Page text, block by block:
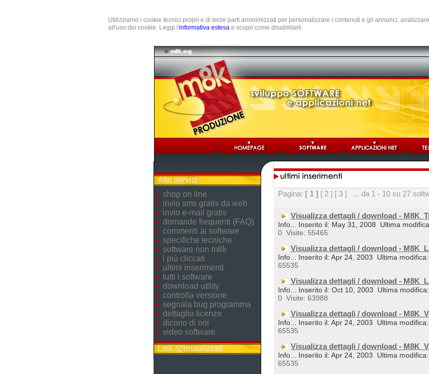
Utilizziamo i cookie tecnici propri e di terze parti anonimizzati per personalizzare i contenuti e gli annunci,
all'uso dei cookie. Leggi l'informativa estesa e scopri come disabilitarli.
Altri servizi
shop on line
invio sms gratis da web
invio e-mail gratis
domande frequenti (FAQ)
commenti ai software
specifiche tecniche
software non m8k
i più cliccati
ultimi inserimenti
tutti i software
download utility
controlla versione
segnala bug programma
dettaglio licenze
dicono di noi
video software
Link sponsorizzati
Pagina: [ 1 ] [ 2 ] [ 3 ] ... da 1 - 10 su 27
Visualizza dettagli / download -
Info... Inserito il: May 31, 2008
Ultima
0 Visite: 55465
Visualizza dettagli / download -
Info... Inserito il: Apr 24, 2003
Ultima
65535
Visualizza dettagli / download -
Info... Inserito il: Oct 10, 2003
Ultima
0 Visite: 63988
Visualizza dettagli / download -
Info... Inserito il: Apr 24, 2003
Ultima
65535
Visualizza dettagli / download -
Info... Inserito il: Apr 24, 2003
Ultima
65535